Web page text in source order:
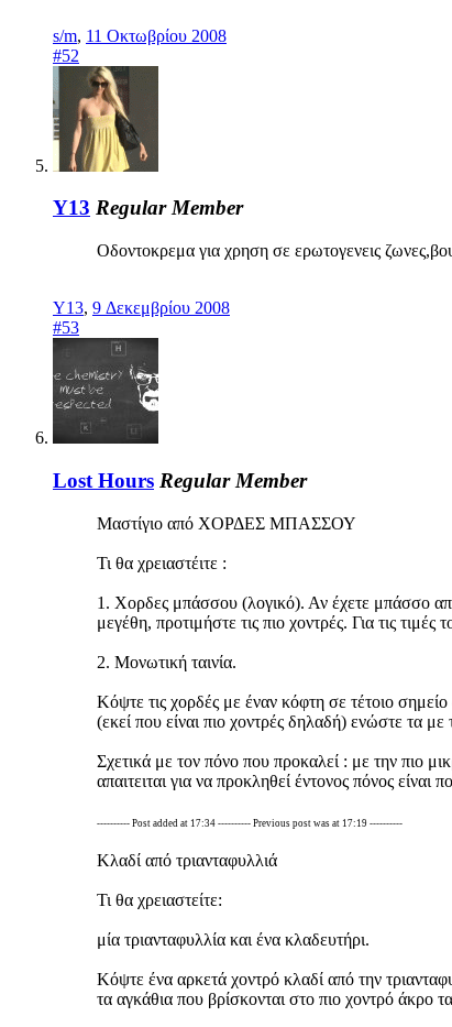
s/m, 11 Οκτωβρίου 2008
#52
Y13 Regular Member
Οδοντοκρεμα για χρηση σε ερωτογενεις
Y13, 9 Δεκεμβρίου 2008
#53
Lost Hours Regular Member
Μαστίγιο από ΧΟΡΔΕΣ ΜΠΑΣΣΟΥ
Τι θα χρειαστέιτε :
1. Χορδες μπάσσου (λογικό). Αν έχετε μπάσσο
μεγέθη, προτιμήστε τις πιο χοντρές. Για τις
2. Μονωτική ταινία.
Κόψτε τις χορδές με έναν κόφτη σε τέτοιο
(εκεί που είναι πιο χοντρές δηλαδή) ενώστε τα
Σχετικά με τον πόνο που προκαλεί : με την πιο
απαιτειται για να προκληθεί έντονος πόνος
---------- Post added at 17:34 ---------- Previous post was at 17:19 ----------
Κλαδί από τριανταφυλλιά
Τι θα χρειαστείτε:
μία τριανταφυλλία και ένα κλαδευτήρι.
Κόψτε ένα αρκετά χοντρό κλαδί από την
τα αγκάθια που βρίσκονται στο πιο χοντρό άκρο